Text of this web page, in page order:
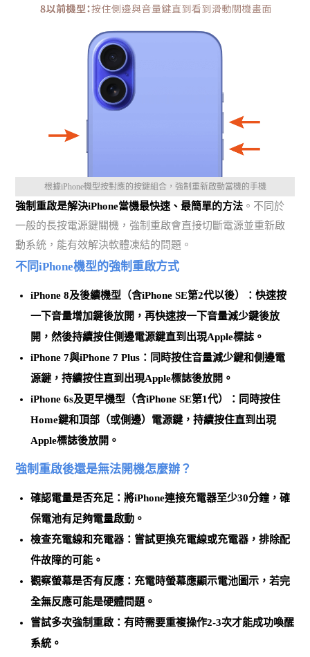
根據iPhone機型按對應的按鍵組合，強制重新啟動當機的手機
強制重啟是解決iPhone當機最快速、最簡單的方法 。不同於
一般的長按電源鍵關機，強制重啟會直接切斷電源並重新啟
動系統，能有效解決軟體凍結的問題。
不同iPhone機型的強制重啟方式
iPhone 8及後續機型（含iPhone SE第2代以後）
：快速按
一下音量增加鍵後放開，再快速按一下音量減少鍵後放
開，然後持續按住側邊電源鍵直到出現Apple標誌。
iPhone 7與iPhone 7 Plus ：同時按住音量減少鍵和側邊電
源鍵，持續按住直到出現Apple標誌後放開。
iPhone 6s及更早機型（含iPhone SE第1代）
：同時按住
Home鍵和頂部（或側邊）電源鍵，持續按住直到出現
Apple標誌後放開。
強制重啟後還是無法開機怎麼辦？
確認電量是否充足 ：將iPhone連接充電器至少30分鐘，確
保電池有足夠電量啟動。
檢查充電線和充電器 ：嘗試更換充電線或充電器，排除配
件故障的可能。
觀察螢幕是否有反應 ：充電時螢幕應顯示電池圖示，若完
全無反應可能是硬體問題。
嘗試多次強制重啟 ：有時需要重複操作2-3次才能成功喚醒
系統。